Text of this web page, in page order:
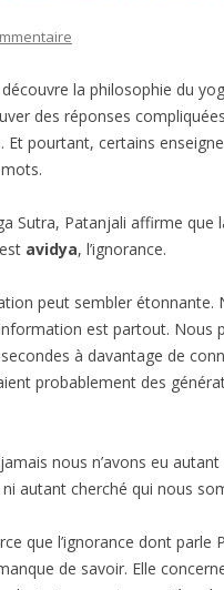
découvre la philosophie du
des réponses
Et pourtant, certains
Sutra, Patanjali affirme que
avidya, l’ignorance.
peut sembler étonnante.
est partout. Nous
à davantage de
probablement des
nous n’avons eu
ni autant cherché qui nous
que l’ignorance dont parle
de savoir. Elle